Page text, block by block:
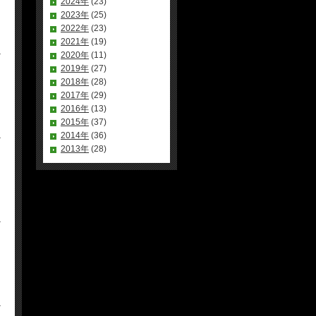
2023年 (25)
2022年 (23)
2021年 (19)
2020年 (11)
2019年 (27)
2018年 (28)
2017年 (29)
2016年 (13)
2015年 (37)
2014年 (36)
2013年 (28)